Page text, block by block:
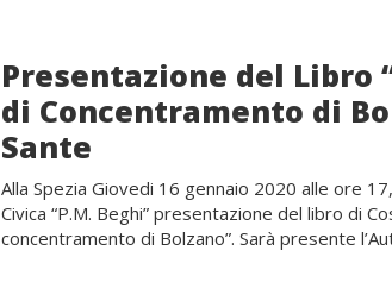
Presentazione del Libro
di Concentramento di
Sante
Alla Spezia Giovedi 16 gennaio 2020 alle ore
Civica “P.M. Beghi” presentazione del libro di
concentramento di Bolzano”. Sarà presente